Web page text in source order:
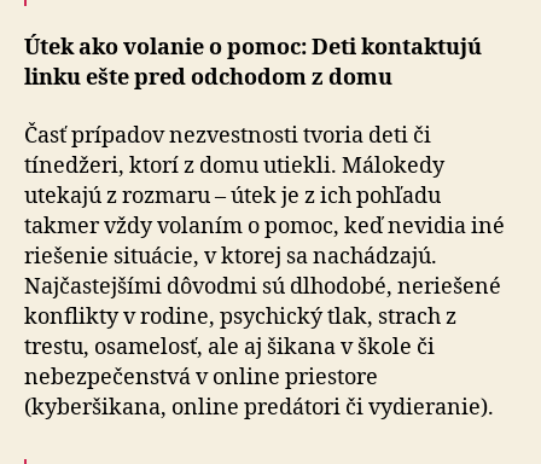
Útek ako volanie o pomoc: Deti kontaktujú
linku ešte pred odchodom z domu
Časť prípadov nezvestnosti tvoria deti či
tínedžeri, ktorí z domu utiekli. Málokedy
utekajú z rozmaru – útek je z ich pohľadu
takmer vždy volaním o pomoc, keď nevidia iné
riešenie situácie, v ktorej sa nachádzajú.
Najčastejšími dôvodmi sú dlhodobé, neriešené
konflikty v rodine, psychický tlak, strach z
trestu, osamelosť, ale aj šikana v škole či
nebezpečenstvá v online priestore
(kyberšikana, online predátori či vydieranie).